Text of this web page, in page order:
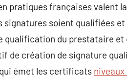
pratiques françaises valent
soient qualifiées
qualification du prestataire
de création de signature
émet les certificats niveaux